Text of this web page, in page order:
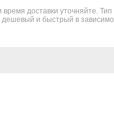
время доставки уточняйте.
дешевый и быстрый в